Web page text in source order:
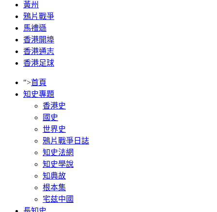
黃州
鴉片戰爭
馬禮遜
香港開埠
香港通志
香港足球
">首頁
知史專題
香港史
國史
世界史
鴉片戰爭日誌
知史法網
知史學說
知典故
根本集
宅兹中國